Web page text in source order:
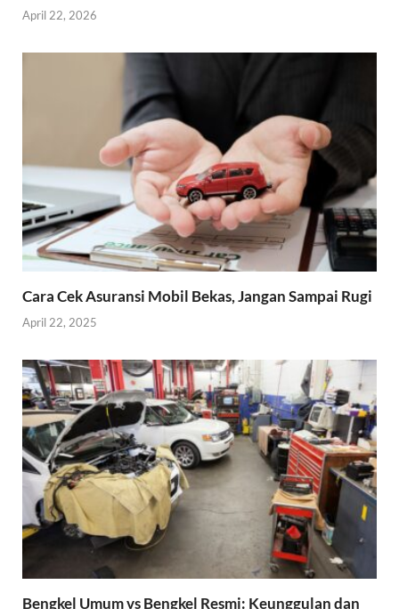
April 22, 2026
Cara Cek Asuransi Mobil Bekas, Jangan Sampai Rugi
April 22, 2025
Bengkel Umum vs Bengkel Resmi: Keunggulan dan